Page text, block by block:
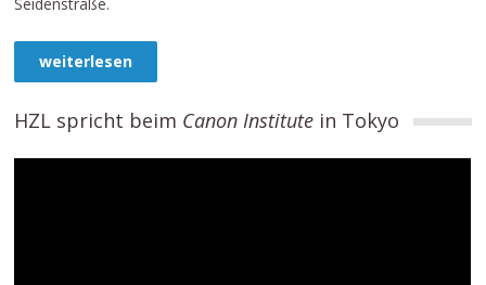
weiterlesen
HZL spricht beim Canon Institute in Tokyo